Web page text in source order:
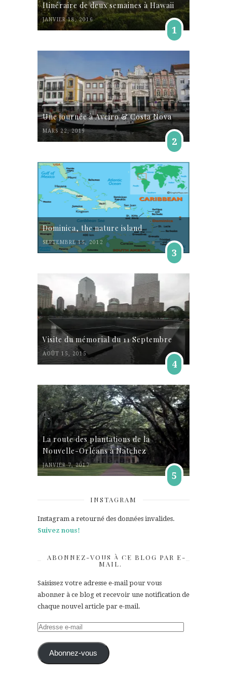
Itinéraire de deux semaines à Hawaii
JANVIER 18, 2016
1
Une journée à Aveiro & Costa Nova
MARS 22, 2019
2
Dominica, the nature island
SEPTEMBRE 15, 2012
3
Visite du mémorial du 11 Septembre
AOÛT 15, 2015
4
La route des plantations de la
Nouvelle-Orléans à Natchez
JANVIER 7, 2017
5
INSTAGRAM
Instagram a retourné des données invalides.
Suivez nous!
ABONNEZ-VOUS À CE BLOG PAR E-
MAIL.
Saisissez votre adresse e-mail pour vous
abonner à ce blog et recevoir une notification de
chaque nouvel article par e-mail.
Adresse
mail Abonnez-vous